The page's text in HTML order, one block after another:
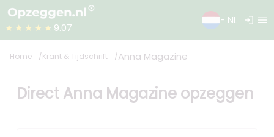
★★★★★ 9.07
- NL login menu
Home Krant & Tijdschrift Anna Magazine
Direct Anna Magazine opzeggen